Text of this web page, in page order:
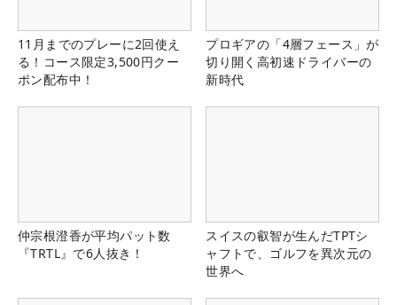
11月までのプレーに2回使え
る！コース限定3,500円クー
ポン配布中！
プロギアの「4層フェース」が
切り開く高初速ドライバーの
新時代
仲宗根澄香が平均パット数
『TRTL』で6人抜き！
スイスの叡智が生んだTPTシ
ャフトで、ゴルフを異次元の
世界へ